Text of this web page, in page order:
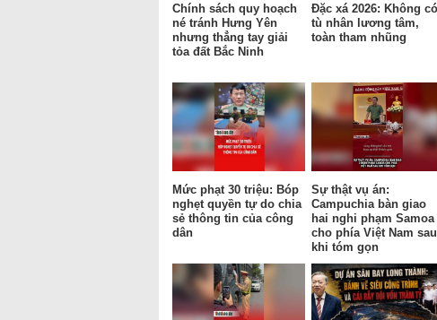
Chính sách quy hoạch
né tránh Hưng Yên
nhưng thẳng tay giải
tỏa đất Bắc Ninh
Đặc xá 2026: Không có
tù nhân lương tâm,
toàn tham nhũng
Mức phạt 30 triệu: Bóp
nghẹt quyền tự do chia
sẻ thông tin của công
dân
Sự thật vụ án:
Campuchia bàn giao
hai nghi phạm Samoa
cho phía Việt Nam sau
khi tóm gọn